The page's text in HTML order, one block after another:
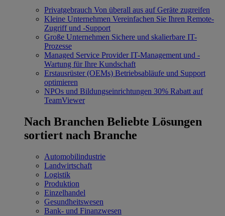
Privatgebrauch Von überall aus auf Geräte zugreifen
Kleine Unternehmen Vereinfachen Sie Ihren Remote-
Zugriff und -Support
Große Unternehmen Sichere und skalierbare IT-
Prozesse
Managed Service Provider IT-Management und -
Wartung für Ihre Kundschaft
Erstausrüster (OEMs) Betriebsabläufe und Support
optimieren
NPOs und Bildungseinrichtungen 30% Rabatt auf
TeamViewer
Nach Branchen Beliebte Lösungen
sortiert nach Branche
Automobilindustrie
Landwirtschaft
Logistik
Produktion
Einzelhandel
Gesundheitswesen
Bank- und Finanzwesen